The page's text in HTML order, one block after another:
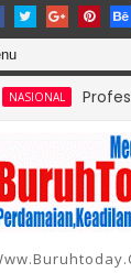
Profesi
dan